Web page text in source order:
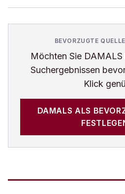
BEVORZUGTE
Möchten Sie DAMALS
Suchergebnissen
Klick
DAMALS ALS